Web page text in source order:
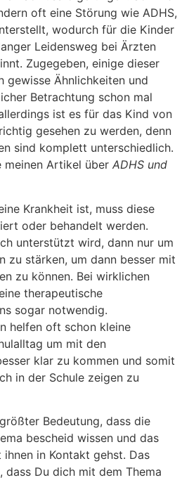
oft eine Störung wie ADHS,
wodurch für die Kinder
Leidensweg bei Ärzten
Zugegeben, einige dieser
gewisse Ähnlichkeiten und
Betrachtung schon mal
ist es für das Kind von
gesehen zu werden, denn
sind komplett unterschiedlich.
meinen Artikel über ADHS und
Krankheit ist, muss diese
oder behandelt werden.
unterstützt wird, dann nur um
zu stärken, um dann besser mit
zu können. Bei wirklichen
therapeutische
sogar notwendig.
helfen oft schon kleine
um mit den
klar zu kommen und somit
in der Schule zeigen zu
Bedeutung, dass die
bescheid wissen und das
in Kontakt gehst. Das
dass Du dich mit dem Thema